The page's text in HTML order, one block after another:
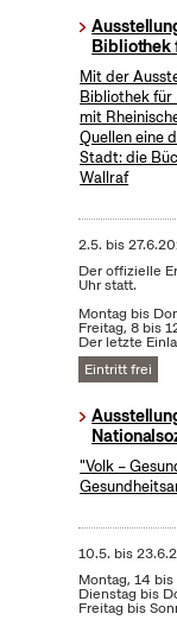
Bibliothek
Mit der
Bibliothek für
mit
Quellen eine
Stadt: die
Wallraf
2.5. bis
Der offizielle
Uhr statt.
Montag bis
Freitag, 8 bis
Der letzte
Eintritt frei
"Volk –
10.5. bis
Montag, 14 bis
Dienstag bis
Freitag bis